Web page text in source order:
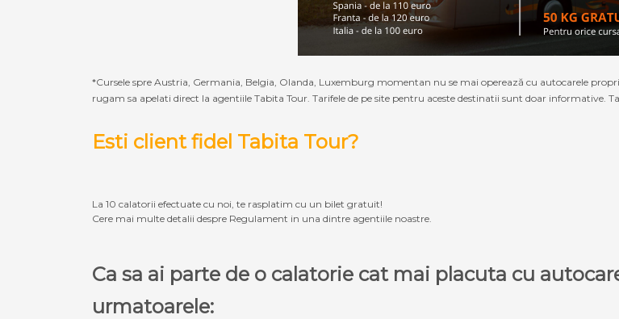
*Cursele spre Austria, Germania, Belgia, Olanda, Luxemburg momentan nu se mai operează cu autocarele
rugam sa apelati direct la agentiile Tabita Tour. Tarifele de pe site pentru aceste destinatii sunt doar informative.
Esti client fidel Tabita Tour?
La 10 calatorii efectuate cu noi, te rasplatim cu un bilet gratuit!
Cere mai multe detalii despre Regulament in una dintre agentiile noastre.
Ca sa ai parte de o calatorie cat mai placuta cu
urmatoarele: